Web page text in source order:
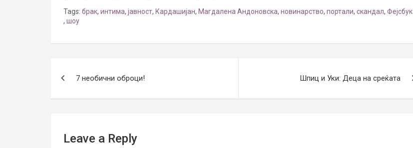
Tags: брак, интима, јавност, Кардашијан, Магдалена Андоновска, новинарство, портали, скандал, Фејсбук
, шоу
7 необични оброци! Шпиц и Уки: Деца на среќата
Leave a Reply